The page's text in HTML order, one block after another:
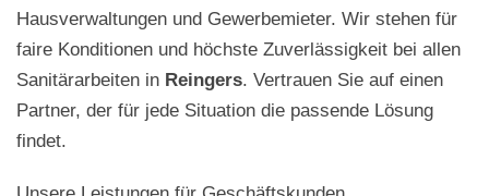
Hausverwaltungen und Gewerbemieter. Wir stehen für
faire Konditionen und höchste Zuverlässigkeit bei allen
Sanitärarbeiten in Reingers. Vertrauen Sie auf einen
Partner, der für jede Situation die passende Lösung
findet.